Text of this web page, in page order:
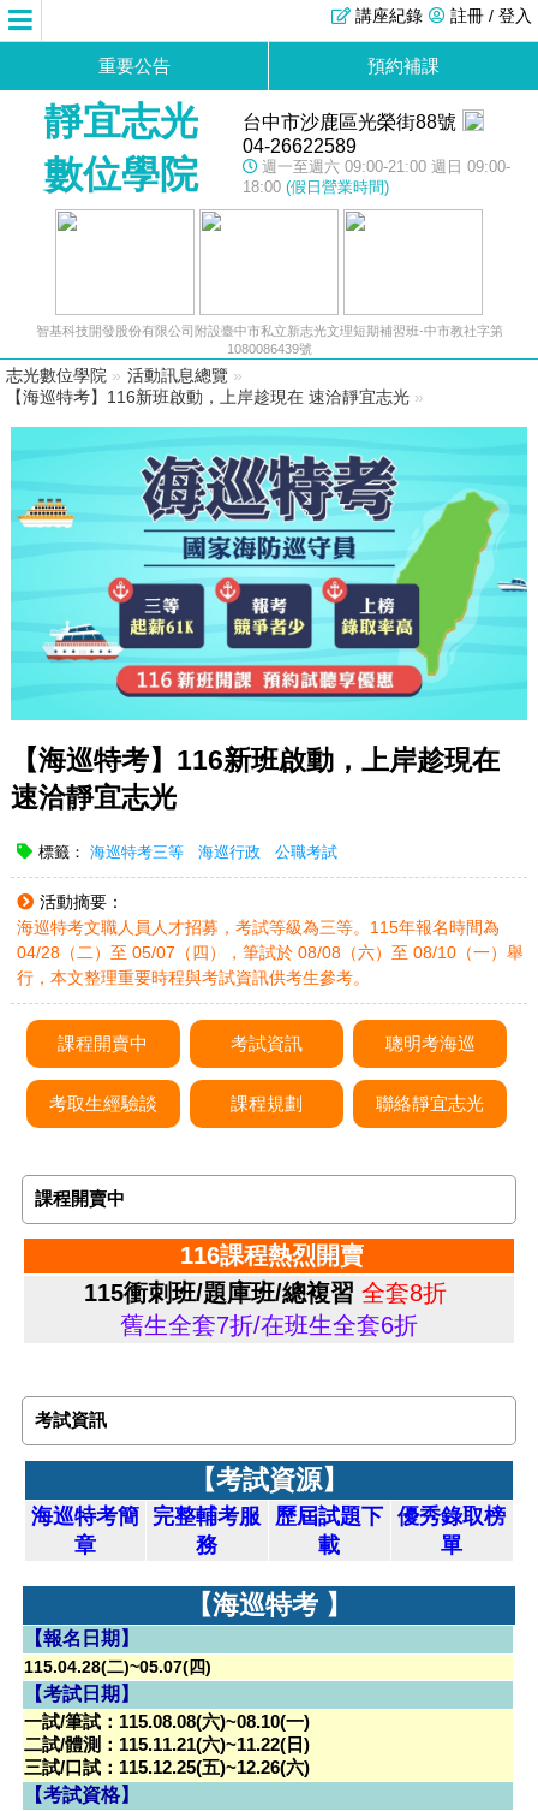
註冊 / 登入
講座紀錄
重要公告 預約補課
靜宜志光
數位學院
台中市沙鹿區光榮街88號
04-26622589
週一至週六 09:00-21:00 週日 09:00-
18:00 (假日營業時間)
智基科技開發股份有限公司附設臺中市私立新志光文理短期補習班-中市教社字第
1080086439號
志光數位學院 » 活動訊息總覽 »
【海巡特考】116新班啟動，上岸趁現在 速洽靜宜志光 »
【海巡特考】116新班啟動，上岸趁現在
速洽靜宜志光
標籤： 海巡特考三等 海巡行政 公職考試
活動摘要：
海巡特考文職人員人才招募，考試等級為三等。115年報名時間為
04/28（二）至 05/07（四），筆試於 08/08（六）至 08/10（一）舉
行，本文整理重要時程與考試資訊供考生參考。
課程開賣中 考試資訊 聰明考海巡
考取生經驗談 課程規劃 聯絡靜宜志光
課程開賣中
116課程熱烈開賣
115衝刺班/題庫班/總複習 全套8折
舊生全套7折/在班生全套6折
考試資訊
【考試資源】
海巡特考簡
章
完整輔考服
務
歷屆試題下
載
優秀錄取榜
單
【海巡特考 】
【報名日期】
115.04.28(二)~05.07(四)
【考試日期】
一試/筆試：115.08.08(六)~08.10(一)
二試/體測：115.11.21(六)~11.22(日)
三試/口試：115.12.25(五)~12.26(六)
【考試資格】